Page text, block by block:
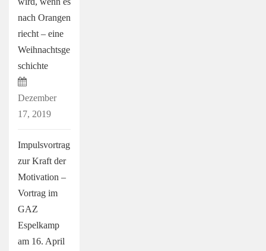
nach Orangen
riecht – eine
Weihnachtsge
schichte
Dezember
17, 2019
Impulsvortrag
zur Kraft der
Motivation –
Vortrag im
GAZ
Espelkamp
am 16. April